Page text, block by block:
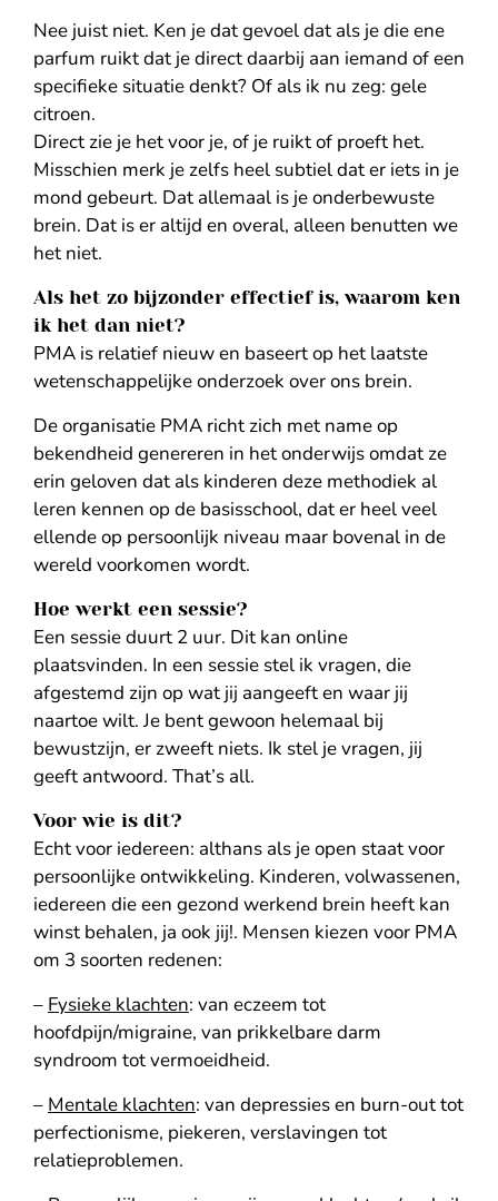
Nee juist niet. Ken je dat gevoel dat als je die ene
parfum ruikt dat je direct daarbij aan iemand of een
specifieke situatie denkt? Of als ik nu zeg: gele
citroen.
Direct zie je het voor je, of je ruikt of proeft het.
Misschien merk je zelfs heel subtiel dat er iets in je
mond gebeurt. Dat allemaal is je onderbewuste
brein. Dat is er altijd en overal, alleen benutten we
het niet.
Als het zo bijzonder effectief is, waarom ken
ik het dan niet?
PMA is relatief nieuw en baseert op het laatste
wetenschappelijke onderzoek over ons brein.
De organisatie PMA richt zich met name op
bekendheid genereren in het onderwijs omdat ze
erin geloven dat als kinderen deze methodiek al
leren kennen op de basisschool, dat er heel veel
ellende op persoonlijk niveau maar bovenal in de
wereld voorkomen wordt.
Hoe werkt een sessie?
Een sessie duurt 2 uur. Dit kan online
plaatsvinden. In een sessie stel ik vragen, die
afgestemd zijn op wat jij aangeeft en waar jij
naartoe wilt. Je bent gewoon helemaal bij
bewustzijn, er zweeft niets. Ik stel je vragen, jij
geeft antwoord. That’s all.
Voor wie is dit?
Echt voor iedereen: althans als je open staat voor
persoonlijke ontwikkeling. Kinderen, volwassenen,
iedereen die een gezond werkend brein heeft kan
winst behalen, ja ook jij!. Mensen kiezen voor PMA
om 3 soorten redenen:
– Fysieke klachten: van eczeem tot
hoofdpijn/migraine, van prikkelbare darm
syndroom tot vermoeidheid.
– Mentale klachten: van depressies en burn-out tot
perfectionisme, piekeren, verslavingen tot
relatieproblemen.